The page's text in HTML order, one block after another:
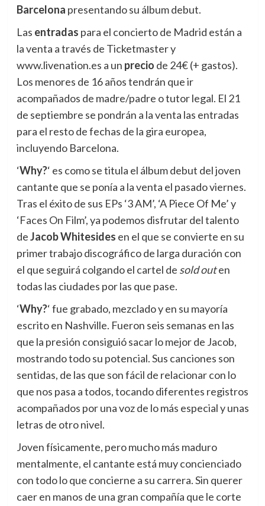
Barcelona presentando su álbum debut.
Las entradas para el concierto de Madrid están a
la venta a través de Ticketmaster y
www.livenation.es a un precio de 24€ (+ gastos).
Los menores de 16 años tendrán que ir
acompañados de madre/padre o tutor legal. El 21
de septiembre se pondrán a la venta las entradas
para el resto de fechas de la gira europea,
incluyendo Barcelona.
‘Why?‘ es como se titula el álbum debut del joven
cantante que se ponía a la venta el pasado viernes.
Tras el éxito de sus EPs ‘3 AM’, ‘A Piece Of Me’ y
‘Faces On Film’, ya podemos disfrutar del talento
deJacob Whitesides en el que se convierte en su
primer trabajo discográfico de larga duración con
el que seguirá colgando el cartel de sold outen
todas las ciudades por las que pase.
‘Why?‘ fue grabado, mezclado y en su mayoría
escrito en Nashville. Fueron seis semanas en las
que la presión consiguió sacar lo mejor de Jacob,
mostrando todo su potencial. Sus canciones son
sentidas, de las que son fácil de relacionar con lo
que nos pasa a todos, tocando diferentes registros
acompañados por una voz de lo más especial y unas
letras de otro nivel.
Joven físicamente, pero mucho más maduro
mentalmente, el cantante está muy concienciado
con todo lo que concierne a su carrera. Sin querer
caer en manos de una gran compañía que le corte